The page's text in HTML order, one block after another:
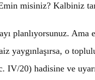
misiniz? Kalbiniz
planlıyorsunuz. Ama
yaygınlaşırsa, o
IV/20) hadisine ve